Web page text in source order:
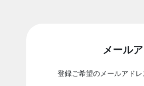
メール
登録ご希望のメールアドレ